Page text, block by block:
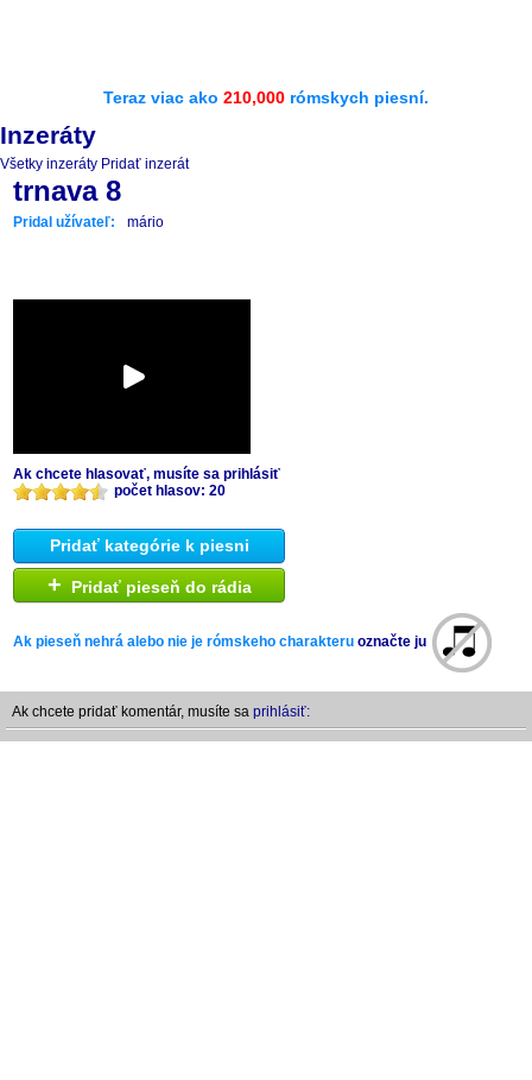
Teraz viac ako 210,000 rómskych piesní.
Inzeráty
Všetky inzeráty Pridať inzerát
trnava 8
Pridal užívateľ: mário
Ak chcete hlasovať, musíte sa prihlásiť
počet hlasov: 20
Pridať kategórie k piesni
+ Pridať pieseň do rádia
Ak pieseň nehrá alebo nie je rómskeho charakteru označte ju
Ak chcete pridať komentár, musíte sa prihlásiť: